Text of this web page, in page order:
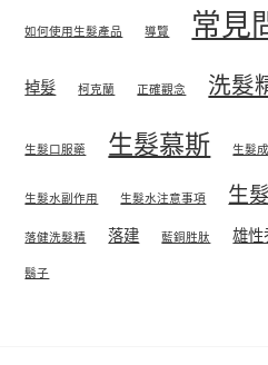
如何使用生髮產品 導覽 常見
掉髮 柯克蘭 正確觀念 洗髮
生髮口服藥 生髮慕斯 生髮
生髮水副作用 生髮水注意事項 生
落健洗髮精 落建 藍銅胜肽 雄性
鬍子